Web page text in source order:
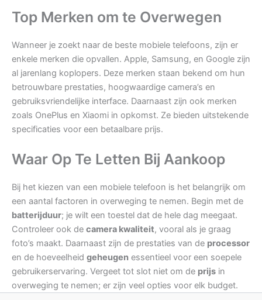
Top Merken om te Overwegen
Wanneer je zoekt naar de beste mobiele telefoons, zijn er
enkele merken die opvallen. Apple, Samsung, en Google zijn
al jarenlang koplopers. Deze merken staan bekend om hun
betrouwbare prestaties, hoogwaardige camera’s en
gebruiksvriendelijke interface. Daarnaast zijn ook merken
zoals OnePlus en Xiaomi in opkomst. Ze bieden uitstekende
specificaties voor een betaalbare prijs.
Waar Op Te Letten Bij Aankoop
Bij het kiezen van een mobiele telefoon is het belangrijk om
een aantal factoren in overweging te nemen. Begin met de
batterijduur; je wilt een toestel dat de hele dag meegaat.
Controleer ook de camera kwaliteit, vooral als je graag
foto’s maakt. Daarnaast zijn de prestaties van de processor
en de hoeveelheid geheugen essentieel voor een soepele
gebruikerservaring. Vergeet tot slot niet om de prijs in
overweging te nemen; er zijn veel opties voor elk budget.